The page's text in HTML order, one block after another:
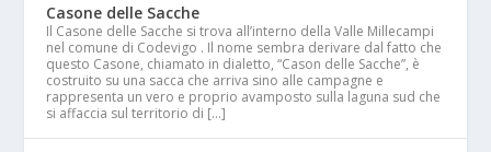
Casone delle Sacche
Il Casone delle Sacche si trova all’interno della Valle Millecampi
nel comune di Codevigo . Il nome sembra derivare dal fatto che
questo Casone, chiamato in dialetto, “Cason delle Sacche”, è
costruito su una sacca che arriva sino alle campagne e
rappresenta un vero e proprio avamposto sulla laguna sud che
si affaccia sul territorio di […]